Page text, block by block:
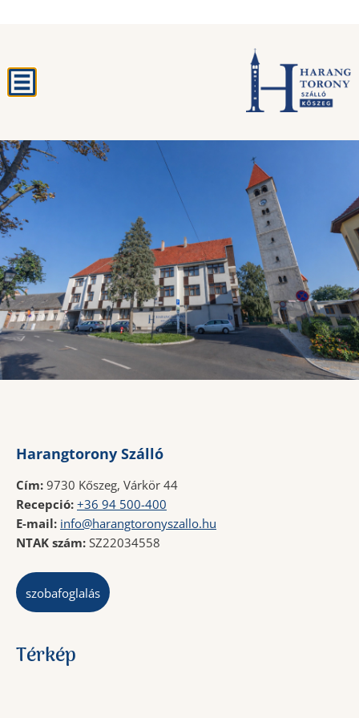
Harangtorony Szálló
Cím: 9730 Kőszeg, Várkör 44
Recepció: +36 94 500-400
E-mail: info@harangtoronyszallo.hu
NTAK szám: SZ22034558
szobafoglalás
Térkép